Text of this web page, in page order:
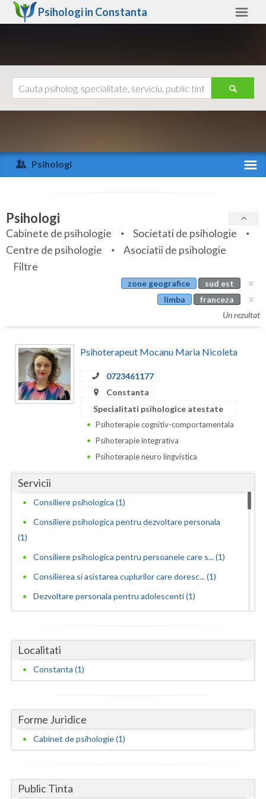
Psihologi in Constanta
Arad
Arges
Bihor
Bistrita-Nasaud
Botosani
Bucuresti
Buzau
Calarasi
Covasna
Dolj
Galati
Giurgiu
Hunedoara
Ialomita
Ilfov
Maramures
Ajutor
Psihologi
Specialitati
Servicii
Articole
Psihologi
Cabinete de psihologie
Societati de psihologie
Centre de psihologie
Asociatii de psihologie
Filtre
zone geografice
sud est
limba
franceza
Un rezultat
Psihoterapeut Mocanu Maria Nicoleta
0723461177
Constanta
Specialitati psihologice atestate
Psihoterapie cognitiv-comportamentala
Psihoterapie integrativa
Psihoterapie neuro lingvistica
Servicii
Consiliere psihologica (1)
Consiliere psihologica pentru dezvoltare personala
(1)
Consiliere psihologica pentru persoanele care s... (1)
Consilierea si asistarea cuplurilor care doresc... (1)
Dezvoltare personala pentru adolescenti (1)
Educatie parentala pentru parinti sau alte pers... (1)
Interventie psihologica in tulburarile de invatare (1)
Interventie psihoterapeutica in mutismul selectiv (1)
Interventie psihoterapeutica in probleme de cuplu
(1)
Interventie psihoterapeutica in ticuri (1)
Localitati
Constanta (1)
Forme Juridice
Cabinet de psihologie (1)
Public Tinta